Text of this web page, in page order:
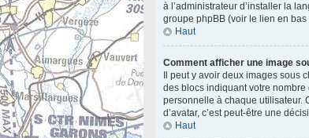
à l’administrateur d’installer la
groupe phpBB (voir le lien en bas
Haut
Comment afficher une image
Il peut y avoir deux images
des blocs indiquant votre
personnelle à chaque utilisateur.
d’avatar, c’est peut-être une
Haut